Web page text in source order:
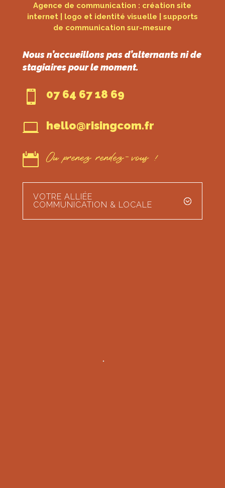
Agence de communication : création site
internet | logo et identité visuelle | supports
de communication sur-mesure
Nous n’accueillons pas d’alternants ni de
stagiaires pour le moment.
 07 64 67 18 69
 hello@risingcom.fr
 Ou prenez rendez-vous !
VOTRE ALLIÉE
COMMUNICATION & LOCALE